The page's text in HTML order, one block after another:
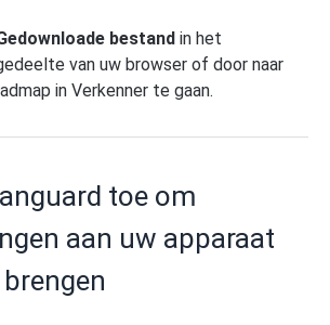
bestand in het
van uw browser of door naar
in Verkenner te gaan.
toe om
aan uw apparaat